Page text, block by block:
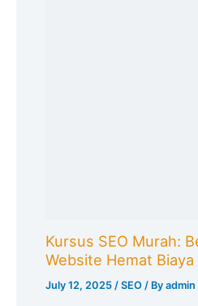
Kursus SEO Murah:
Website Hemat Biaya
July 12, 2025 /SEO / Byadmin